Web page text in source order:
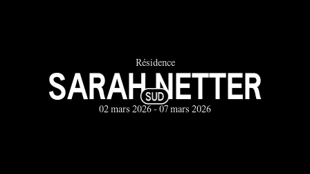
Résidence
SARAH NETTER
02 mars 2026 - 07 mars 2026